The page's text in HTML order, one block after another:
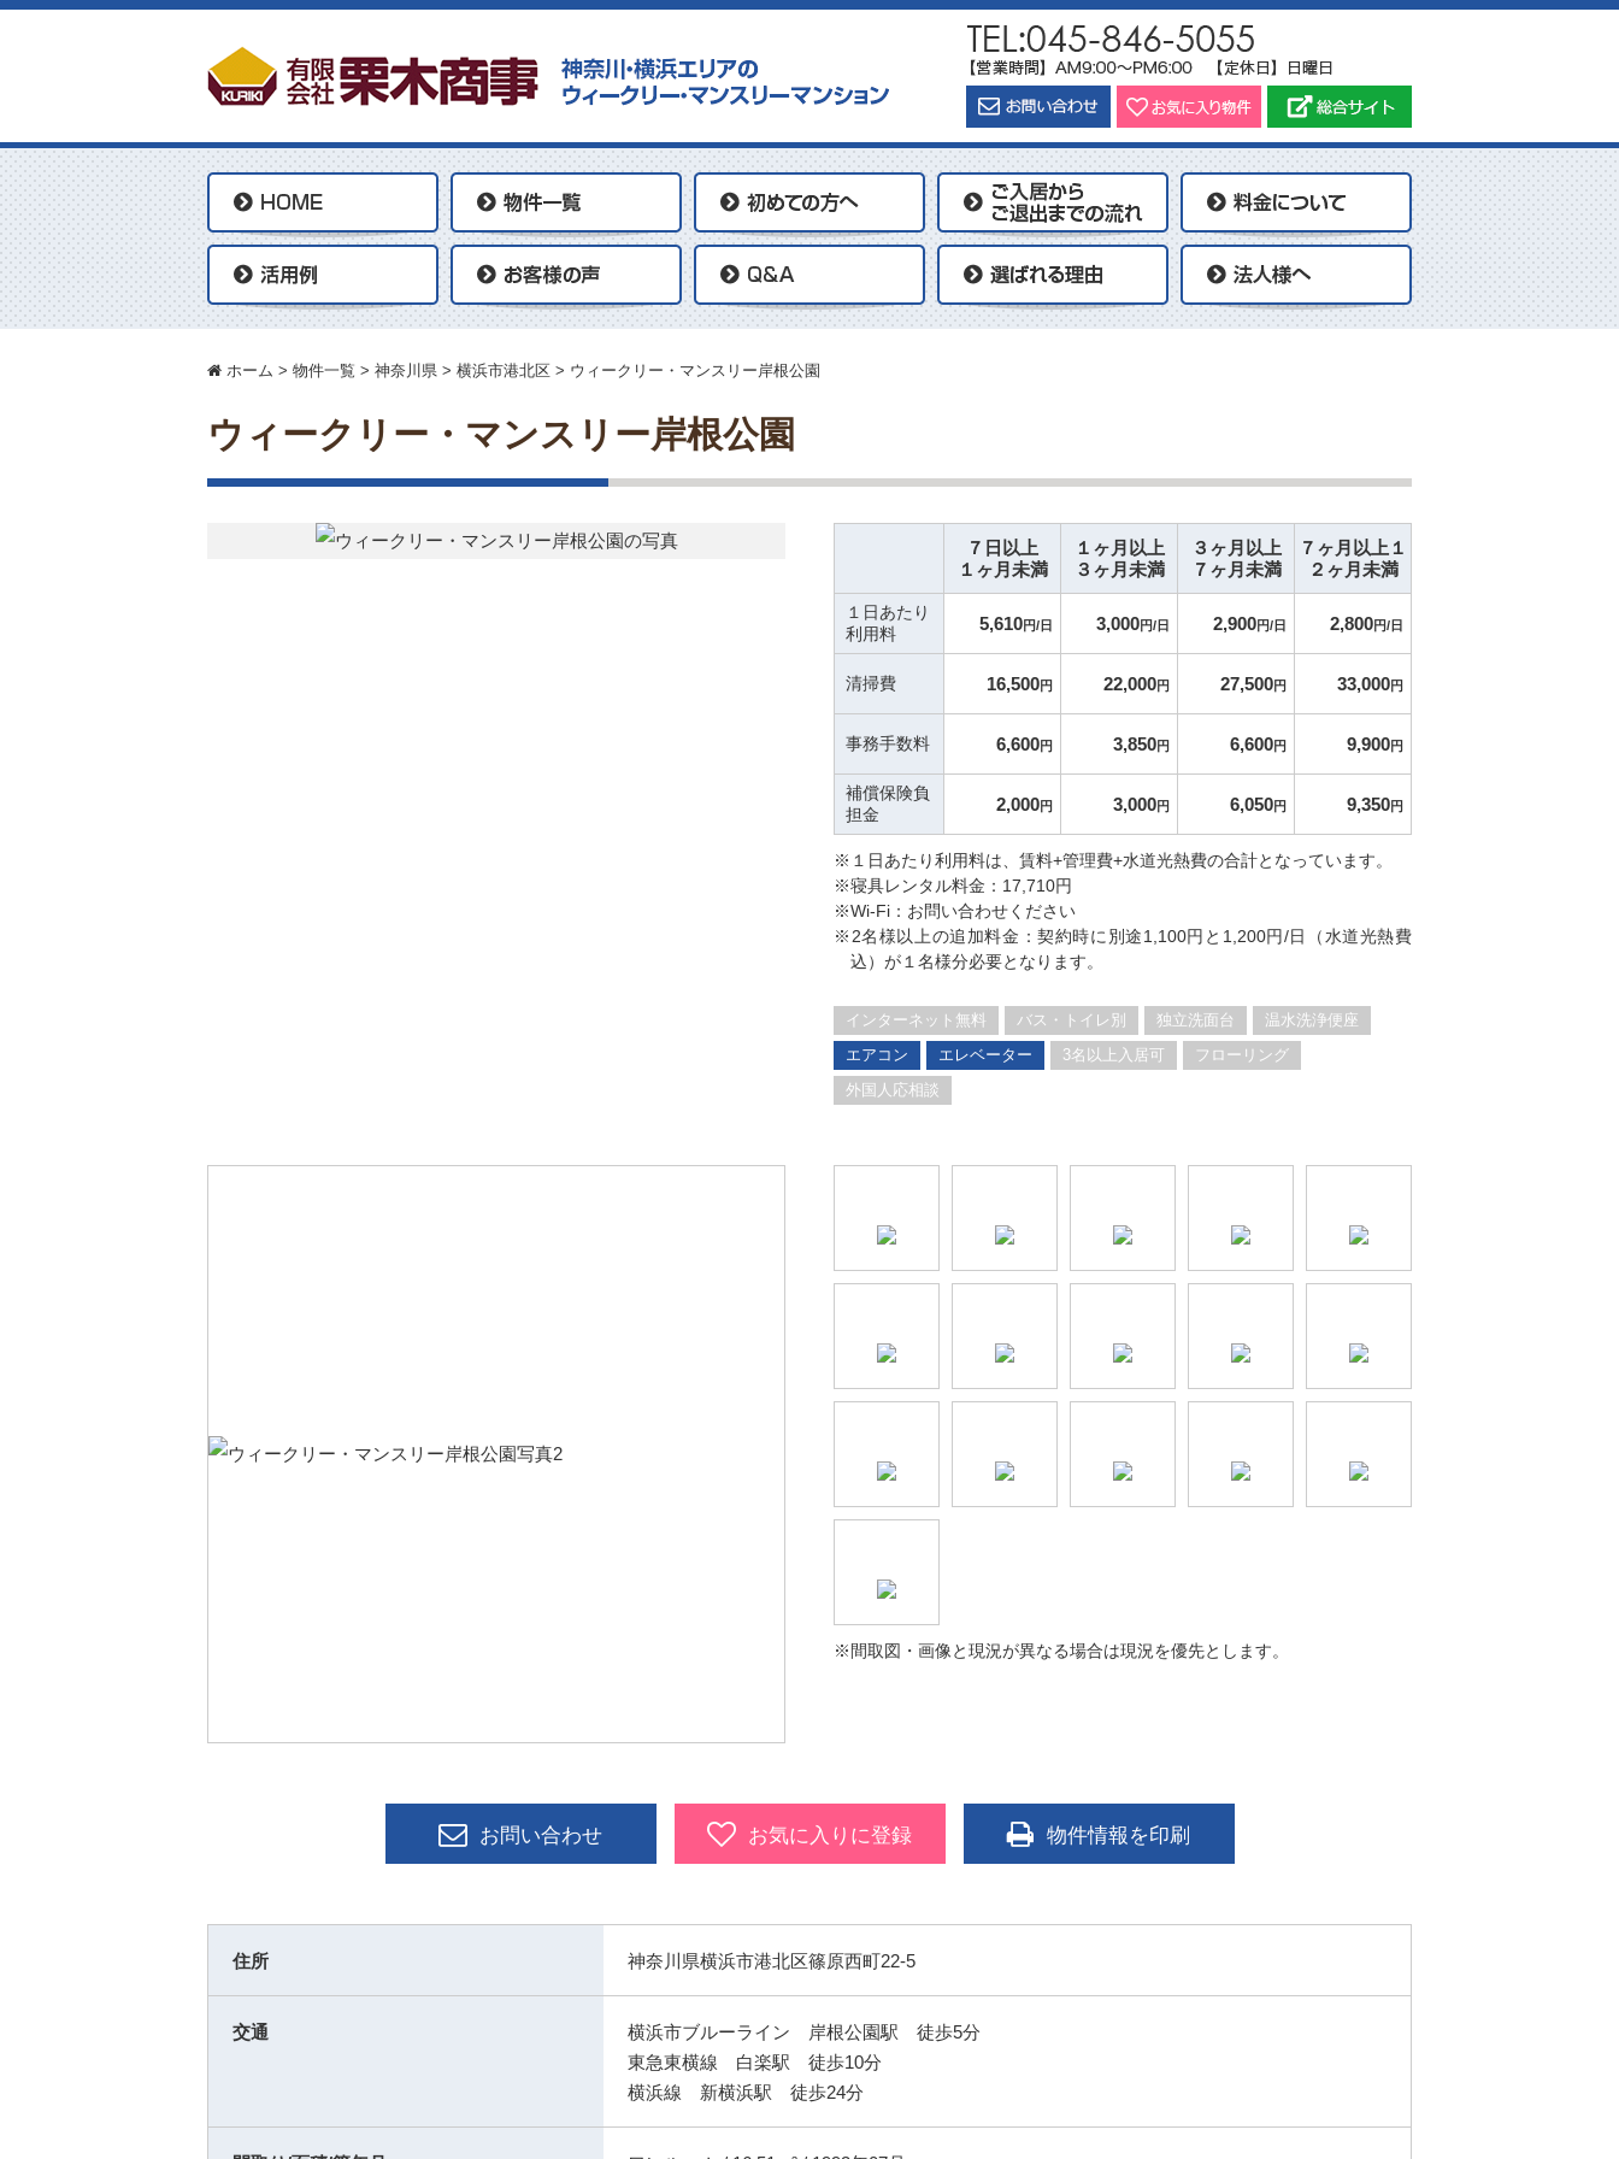
ホーム > 物件一覧 > 神奈川県 > 横浜市港北区 > ウィークリー・マンスリー岸根公園
ウィークリー・マンスリー岸根公園
７日以上
１ヶ月未満
１ヶ月以上
３ヶ月未満
３ヶ月以上
７ヶ月未満
７ヶ月以上１
２ヶ月未満
１日あたり
利用料
5,610円/日 3,000円/日 2,900円/日 2,800円/日
清掃費 16,500円 22,000円 27,500円 33,000円
事務手数料 6,600円 3,850円 6,600円 9,900円
補償保険負
担金
2,000円 3,000円 6,050円 9,350円
※１日あたり利用料は、賃料+管理費+水道光熱費の合計となっています。
※寝具レンタル料金：17,710円
※Wi-Fi：お問い合わせください
※2名様以上の追加料金：契約時に別途1,100円と1,200円/日（水道光熱費
込）が１名様分必要となります。
インターネット無料 バス・トイレ別 独立洗面台
温水洗浄便座
エアコン
エレベーター 3名以上入居可
フローリング
外国人応相談
※間取図・画像と現況が異なる場合は現況を優先とします。
お問い合わせ お気に入りに登録 物件情報を印刷
住所 神奈川県横浜市港北区篠原西町22-5
交通
横浜市ブルーライン 岸根公園駅 徒歩5分
東急東横線 白楽駅 徒歩10分
横浜線 新横浜駅 徒歩24分